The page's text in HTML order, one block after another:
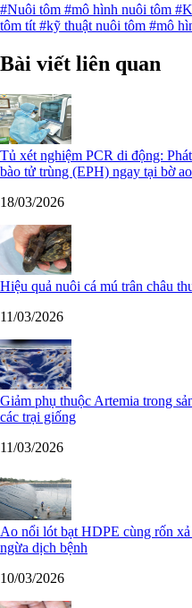
#Nuôi tôm #mô hình nuôi tôm
tôm tít #kỹ thuật nuôi tôm #mô
Bài viết liên quan
Tủ xét nghiệm PCR di động:
bào tử trùng (EPH) ngay tại bờ ao
18/03/2026
Hiệu quả nuôi cá mú trân châu
11/03/2026
Giảm phụ thuộc Artemia trong
các trại giống
11/03/2026
Ao nổi lót bạt HDPE cùng rốn
ngừa dịch bệnh
10/03/2026